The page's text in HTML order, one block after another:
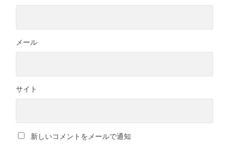
メール
サイト
新しいコメントをメールで通知